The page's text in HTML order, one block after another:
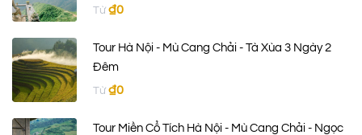
Từ ₫0
Tour Hà Nội - Mù Cang Chải - Tà Xùa 3 Ngày 2
Đêm
Từ ₫0
Tour Miền Cổ Tích Hà Nội - Mù Cang Chải - Ngọc